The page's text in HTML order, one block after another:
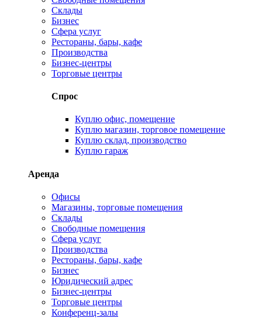
Склады
Бизнес
Сфера услуг
Рестораны, бары, кафе
Производства
Бизнес-центры
Торговые центры
Спрос
Куплю офис, помещение
Куплю магазин, торговое помещение
Куплю склад, производство
Куплю гараж
Аренда
Офисы
Магазины, торговые помещения
Склады
Свободные помещения
Сфера услуг
Производства
Рестораны, бары, кафе
Бизнес
Юридический адрес
Бизнес-центры
Торговые центры
Конференц-залы